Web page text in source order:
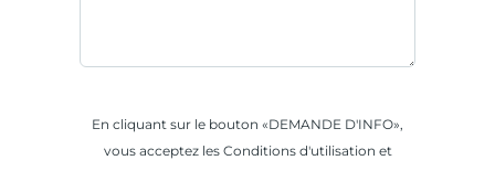
En cliquant sur le bouton «DEMANDE D'INFO»,
vous acceptez les Conditions d'utilisation et